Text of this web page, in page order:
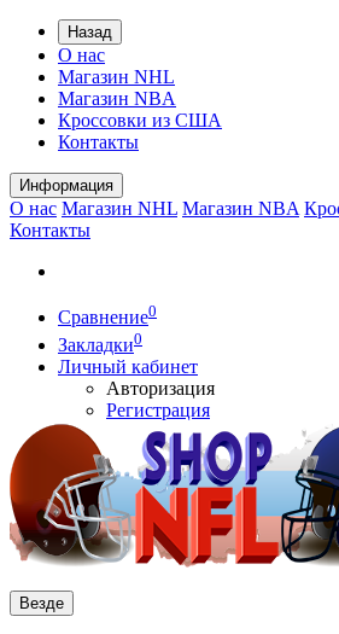
Назад
О нас
Магазин NHL
Магазин NBA
Кроссовки из США
Контакты
Информация
О нас Магазин NHL Магазин NBA
Контакты
Сравнение0
Закладки0
Личный кабинет
Авторизация
Регистрация
Везде